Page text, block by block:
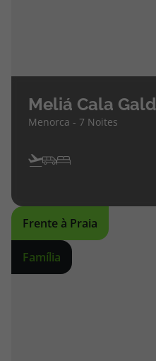
Meliá Cala
Menorca - 7 Noites
Frente à Praia
Família